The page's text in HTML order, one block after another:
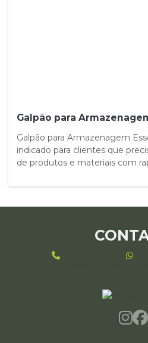
Galpão para
Galpão para Armazenagem
indicado para clientes que
de produtos e materiais com
(19) 3054-7720